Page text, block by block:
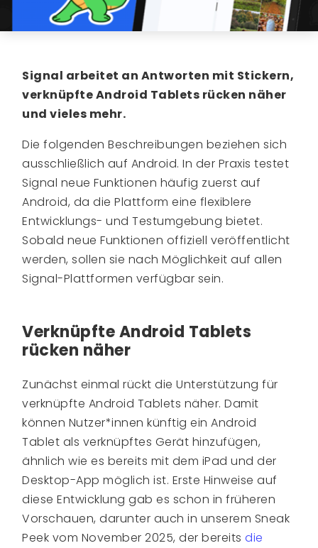
Signal arbeitet an Antworten mit Stickern,
verknüpfte Android Tablets rücken näher
und vieles mehr.
Die folgenden Beschreibungen beziehen sich
ausschließlich auf Android. In der Praxis testet
Signal neue Funktionen häufig zuerst auf
Android, da die Plattform eine flexiblere
Entwicklungs- und Testumgebung bietet.
Sobald neue Funktionen offiziell veröffentlicht
werden, sollen sie nach Möglichkeit auf allen
Signal-Plattformen verfügbar sein.
Verknüpfte Android Tablets
rücken näher
Zunächst einmal rückt die Unterstützung für
verknüpfte Android Tablets näher. Damit
können Nutzer*innen künftig ein Android
Tablet als verknüpftes Gerät hinzufügen,
ähnlich wie es bereits mit dem iPad und der
Desktop-App möglich ist. Erste Hinweise auf
diese Entwicklung gab es schon in früheren
Vorschauen, darunter auch in unserem Sneak
Peek vom November 2025, der bereitsdie